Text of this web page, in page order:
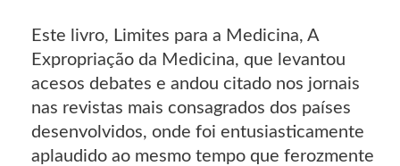
Este livro, Limites para a Medicina, A
Expropriação da Medicina, que levantou
acesos debates e andou citado nos jornais
nas revistas mais consagrados dos países
desenvolvidos, onde foi entusiasticamente
aplaudido ao mesmo tempo que ferozmente